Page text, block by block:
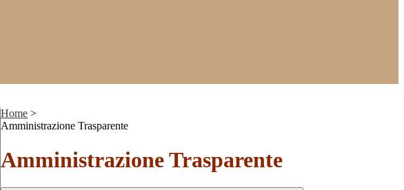
Home >
Amministrazione Trasparente
Amministrazione Trasparente